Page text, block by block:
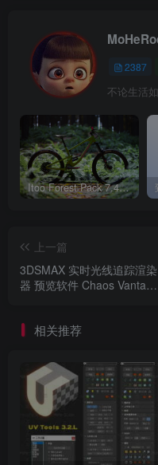
2387
不论生活
Itoo Forest Pack 7.4.20 森林插件 For 3DSMAX 2014 ~ 2023 汉化永久版
上一篇
3DSMAX 实时光线追踪渲染
器 预览软件 Chaos Vantage
相关推荐